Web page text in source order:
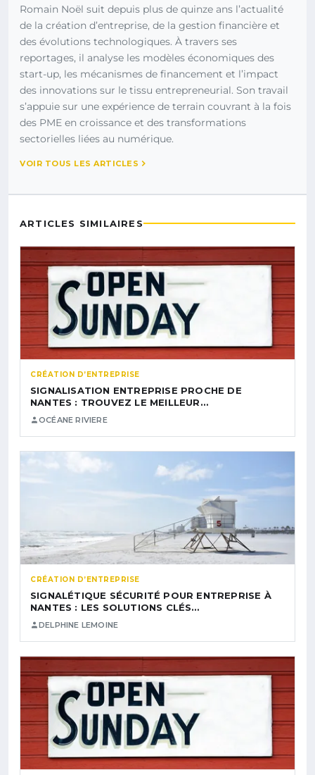
Romain Noël suit depuis plus de quinze ans l’actualité
de la création d’entreprise, de la gestion financière et
des évolutions technologiques. À travers ses
reportages, il analyse les modèles économiques des
start-up, les mécanismes de financement et l’impact
des innovations sur le tissu entrepreneurial. Son travail
s’appuie sur une expérience de terrain couvrant à la fois
des PME en croissance et des transformations
sectorielles liées au numérique.
VOIR TOUS LES ARTICLES
ARTICLES SIMILAIRES
CRÉATION D’ENTREPRISE
SIGNALISATION ENTREPRISE PROCHE DE
NANTES : TROUVEZ LE MEILLEUR…
OCÉANE RIVIERE
CRÉATION D’ENTREPRISE
SIGNALÉTIQUE SÉCURITÉ POUR ENTREPRISE À
NANTES : LES SOLUTIONS CLÉS…
DELPHINE LEMOINE